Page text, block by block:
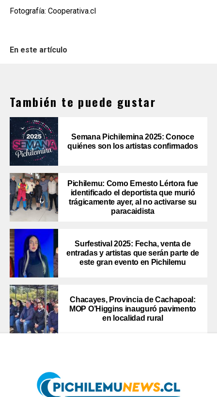
Fotografía: Cooperativa.cl
En este artículo
También te puede gustar
Semana Pichilemina 2025: Conoce
quiénes son los artistas confirmados
Pichilemu: Como Ernesto Lértora fue
identificado el deportista que murió
trágicamente ayer, al no activarse su
paracaidista
Surfestival 2025: Fecha, venta de
entradas y artistas que serán parte de
este gran evento en Pichilemu
Chacayes, Provincia de Cachapoal:
MOP O’Higgins inauguró pavimento
en localidad rural